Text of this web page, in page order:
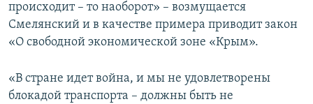
происходит – то наоборот» – возмущается
Смелянский и в качестве примера приводит закон
«О свободной экономической зоне «Крым».
«В стране идет война, и мы не удовлетворены
блокадой транспорта – должны быть не